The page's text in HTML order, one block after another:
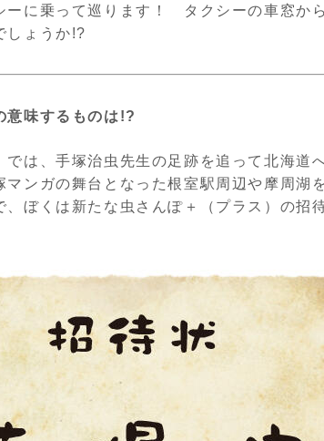
ーに乗って巡ります！ タクシーの車窓か
しょうか!?
意味するものは!?
は、手塚治虫先生の足跡を追って北海道
ンガの舞台となった根室駅周辺や摩周湖
ぼくは新たな虫さんぽ＋（プラス）の招